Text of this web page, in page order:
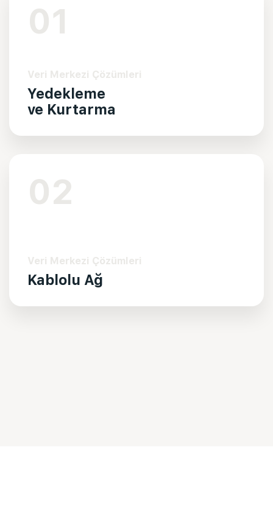
01
Veri Merkezi Çözümleri
Yedekleme
ve Kurtarma
02
Veri Merkezi Çözümleri
Kablolu Ağ